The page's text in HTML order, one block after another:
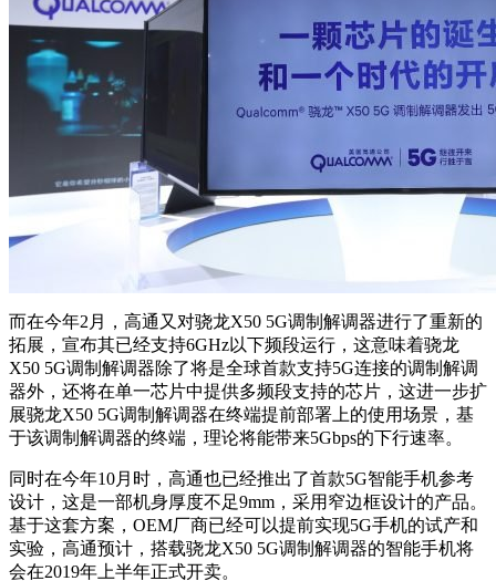
而在今年2月，高通又对骁龙X50 5G调制解调器进行了重新的
拓展，宣布其已经支持6GHz以下频段运行，这意味着骁龙
X50 5G调制解调器除了将是全球首款支持5G连接的调制解调
器外，还将在单一芯片中提供多频段支持的芯片，这进一步扩
展骁龙X50 5G调制解调器在终端提前部署上的使用场景，基
于该调制解调器的终端，理论将能带来5Gbps的下行速率。
同时在今年10月时，高通也已经推出了首款5G智能手机参考
设计，这是一部机身厚度不足9mm，采用窄边框设计的产品。
基于这套方案，OEM厂商已经可以提前实现5G手机的试产和
实验，高通预计，搭载骁龙X50 5G调制解调器的智能手机将
会在2019年上半年正式开卖。